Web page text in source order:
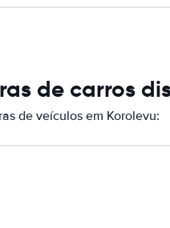
de carros
de veículos em Korolevu: